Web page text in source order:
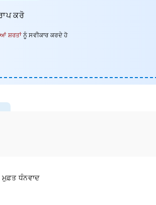
ਕਰੋ
ਸ਼ਰਤਾਂਨੂੰ ਸਵੀਕਾਰ ਕਰਦੇ ਹੋ
ਮੁਫ਼ਤ ਧੰਨਵਾਦ